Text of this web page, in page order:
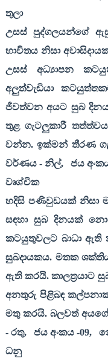
තුලා
උසස් පුද්ගලයන්ගේ
භාවිතය නිසා
උසස් අධ්‍යාපන
අලුත්වැඩියා
ජීවත්වන අයට සුබ
තුළ ගැටලුකාරී
වන්න. ඉක්මන් තීරණ
වර්ණය - නිල්, ජය
වෘශ්චික
හදිසි පණිවුඩයක් නිසා
සඳහා සුබ දිනයක්
කටයුතුවලට බාධා ඇති
සුබදායකය. මතක
ඇති කරයි. කාලත්‍රයාට
අනතුරු පිළිබඳ
මතු කරයි. බලවත්
- රතු, ජය අංකය -09,
ධනු